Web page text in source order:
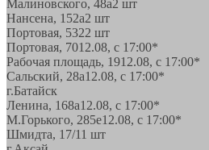
Малиновского, 48а2 шт
Нансена, 152а2 шт
Портовая, 5322 шт
Портовая, 7012.08, с 17:00*
Рабочая площадь, 1912.08, с 17:00*
Сальский, 28a12.08, с 17:00*
г.Батайск
Ленина, 168а12.08, с 17:00*
М.Горького, 285е12.08, с 17:00*
Шмидта, 17/11 шт